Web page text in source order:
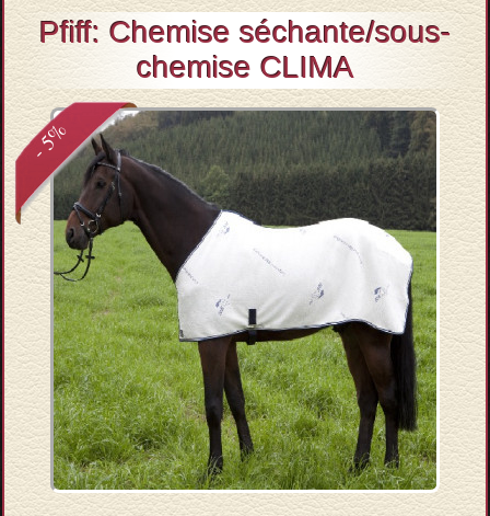
Pfiff: Chemise séchante/sous-
chemise CLIMA
- 5%